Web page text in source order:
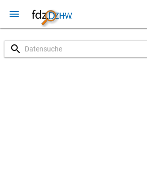
menu
search